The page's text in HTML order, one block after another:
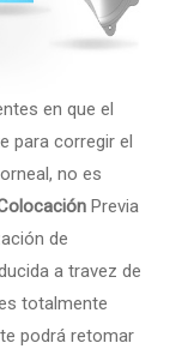
en que el
para corregir el
no es
Previa
de
a travez de
totalmente
podrá retomar